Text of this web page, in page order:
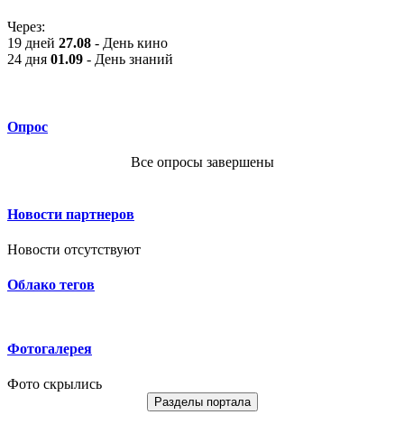
Через:
19 дней 27.08 - День кино
24 дня 01.09 - День знаний
Опрос
Все опросы завершены
Новости партнеров
Новости отсутствуют
Облако тегов
Фотогалерея
Фото скрылись
Разделы портала